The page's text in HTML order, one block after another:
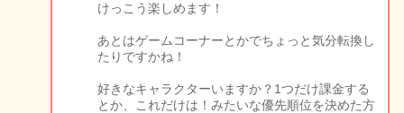
けっこう楽しめます！
あとはゲームコーナーとかでちょっと気分転換し
たりですかね！
好きなキャラクターいますか？1つだけ課金する
とか、これだけは！みたいな優先順位を決めた方